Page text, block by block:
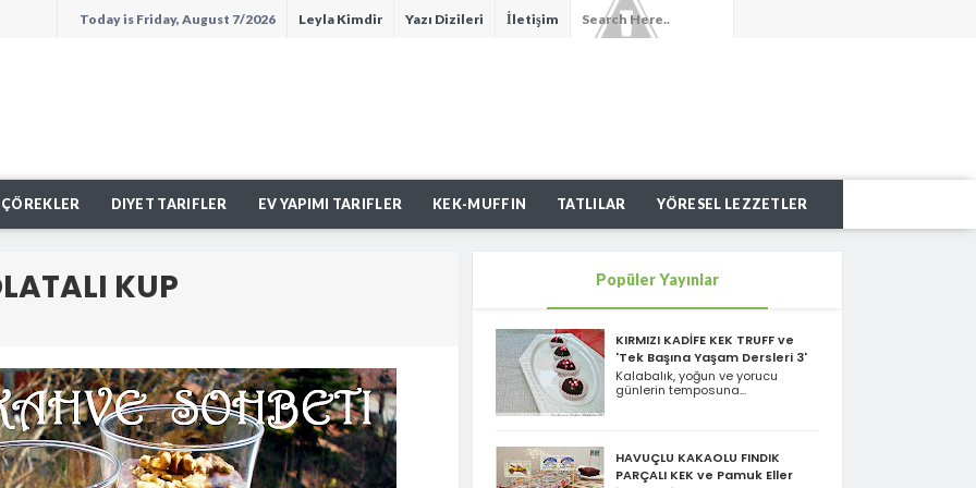
Today is Friday, August 7/2026 Leyla Kimdir Yazı Dizileri İletişim
ÇÖREKLER DIYET TARIFLER EV YAPIMI TARIFLER KEK-MUFFIN TATLILAR YÖRESEL LEZZETLER
KUP Popüler Yayınlar
KIRMIZI KADİFE KEK TRUFF ve
'Tek Başına Yaşam Dersleri 3'
Kalabalık, yoğun ve yorucu
günlerin temposuna...
HAVUÇLU KAKAOLU FINDIK
PARÇALI KEK ve Pamuk Eller